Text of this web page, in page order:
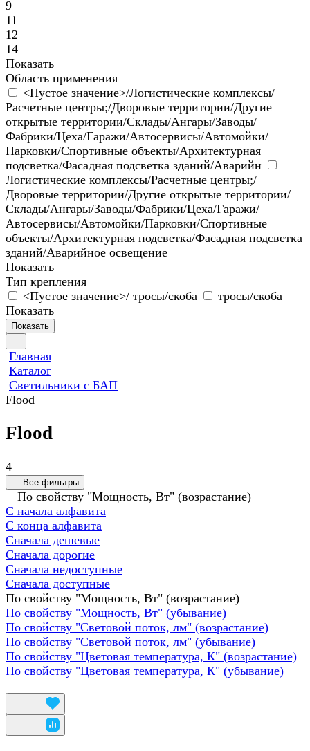
9
11
12
14
Показать
Область применения
<Пустое значение>/Логистические комплексы/
Расчетные центры;/Дворовые территории/Другие
открытые территории/Склады/Ангары/Заводы/
Фабрики/Цеха/Гаражи/Автосервисы/Автомойки/
Парковки/Спортивные объекты/Архитектурная
подсветка/Фасадная подсветка зданий/Аварийн
Логистические комплексы/Расчетные центры;/
Дворовые территории/Другие открытые территории/
Склады/Ангары/Заводы/Фабрики/Цеха/Гаражи/
Автосервисы/Автомойки/Парковки/Спортивные
объекты/Архитектурная подсветка/Фасадная подсветка
зданий/Аварийное освещение
Показать
Тип крепления
<Пустое значение>/ тросы/скоба
тросы/скоба
Показать
Показать
Главная
Каталог
Светильники с БАП
Flood
Flood
4
Все фильтры
По свойству "Мощность, Вт" (возрастание)
С начала алфавита
С конца алфавита
Сначала дешевые
Сначала дорогие
Сначала недоступные
Сначала доступные
По свойству "Мощность, Вт" (возрастание)
По свойству "Мощность, Вт" (убывание)
По свойству "Световой поток, лм" (возрастание)
По свойству "Световой поток, лм" (убывание)
По свойству "Цветовая температура, К" (возрастание)
По свойству "Цветовая температура, К" (убывание)